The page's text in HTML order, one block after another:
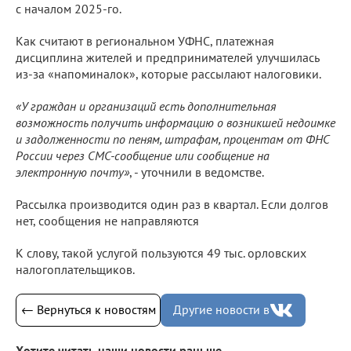
с началом 2025-го.
Как считают в региональном УФНС, платежная
дисциплина жителей и предпринимателей улучшилась
из-за «напоминалок», которые рассылают налоговики.
«У граждан и организаций есть дополнительная
возможность получить информацию о возникшей недоимке
и задолженности по пеням, штрафам, процентам от ФНС
России через СМС-сообщение или сообщение на
электронную почту», - уточнили в ведомстве.
Рассылка производится один раз в квартал. Если долгов
нет, сообщения не направляются
К слову, такой услугой пользуются 49 тыс. орловских
налогоплательщиков.
← Вернуться к новостям Другие новости в